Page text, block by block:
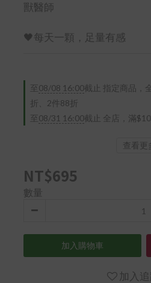
獸醫師
🖤每天一顆，足量有感
至 08/08 16:00截止
指定商品，
折、2件88折
至 08/31 16:00截止 全店，滿
查看更
NT$695
數量
加入購物車
加入